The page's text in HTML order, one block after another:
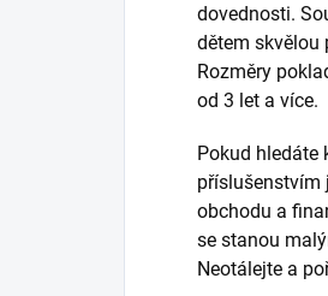
dovednosti.
dětem skvělou
Rozměry
od 3 let a více.
Pokud hledáte
příslušenstvím
obchodu a
se stanou
Neotálejte a